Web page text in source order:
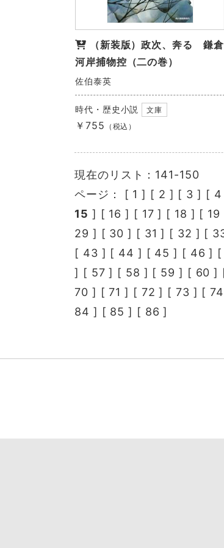
（新装版）政次、奔る 鎌倉
河岸捕物控（二の巻）
佐伯泰英
時代・歴史小説 文庫
￥755 （税込）
現在のリスト：141-150
ページ： [ 1 ] [ 2 ] [ 3 ] [ 4
15 ] [ 16 ] [ 17 ] [ 18 ] [ 19
29 ] [ 30 ] [ 31 ] [ 32 ] [
[ 43 ] [ 44 ] [ 45 ] [ 46 ] [
] [ 57 ] [ 58 ] [ 59 ] [ 60 ]
70 ] [71 ] [ 72 ] [ 73 ] [74
84 ] [ 85 ] [ 86 ]